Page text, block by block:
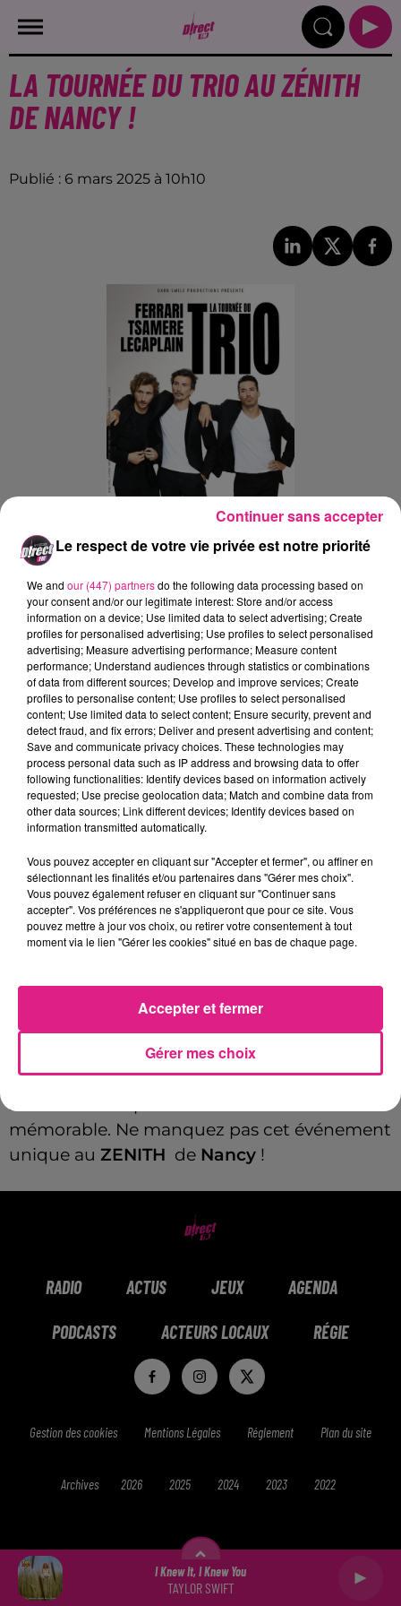
I Knew It, I Knew You
TAYLOR SWIFT
LA TOURNÉE DU TRIO AU ZÉNITH
DE NANCY !
Publié : 6 mars 2025 à 10h10
Ajouter à votre calendrier
Date
du20 mars 2025 à 20h00
au 20 mars 2025 à 22h00
Lieu
Zénith de Nancy
54000
Tarif Payant
Jérémy Ferrari
scène pour un spectacle totalement déjanté
! Un show où rien ne se passe comme
prévu… sauf les rires ! Entreimpros
etsituations absurdes, ces trois humoristes
survoltés vous promettent une soirée
mémorable. Ne manquez pas cet événement
unique au ZENITH de Nancy !
RADIO ACTUS JEUX AGENDA
PODCASTS ACTEURS LOCAUX RÉGIE
Gestion des cookies Mentions Légales Réglement Plan du site
Archives 2026 2025 2024 2023 2022
Le respect de votre vie privée est notre priorité
We and our (447) partnersdo the following data processing based on
your consent and/or our legitimate interest: Store and/or access
information on a device; Use limited data to select advertising; Create
profiles for personalised advertising; Use profiles to select personalised
advertising; Measure advertising performance; Measure content
performance; Understand audiences through statistics or combinations
of data from different sources; Develop and improve services; Create
profiles to personalise content; Use profiles to select personalised
content; Use limited data to select content; Ensure security, prevent and
detect fraud, and fix errors; Deliver and present advertising and content;
Save and communicate privacy choices. These technologies may
process personal data such as IP address and browsing data to offer
following functionalities: Identify devices based on information actively
requested; Use precise geolocation data; Match and combine data from
other data sources; Link different devices; Identify devices based on
information transmitted automatically.
Vous pouvez accepter en cliquant sur "Accepter et fermer", ou affiner en
sélectionnant les finalités et/ou partenaires dans "Gérer mes choix".
Vous pouvez également refuser en cliquant sur "Continuer sans
accepter". Vos préférences ne s'appliqueront que pour ce site. Vous
pouvez mettre à jour vos choix, ou retirer votre consentement à tout
moment via le lien "Gérer les cookies" situé en bas de chaque page.
Gérer mes choix
Accepter et fermer
Continuer sans accepter